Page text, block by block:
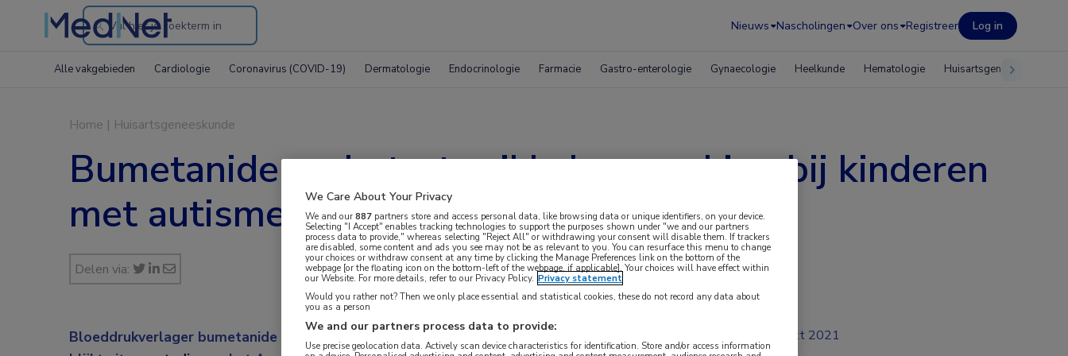
Search
the
Nieuws Nascholingen Over ons Registreer Log in
Alle vakgebieden Cardiologie Coronavirus (COVID-19) Dermatologie Endocrinologie Farmacie Gastro-enterologie Gynaecologie Heelkunde Hematologie Huisartsgeneeskunde
Home | Huisartsgeneeskunde
Bumetanide verbetert prikkelverwerking bij kinderen
met autisme
Delen via:
Bloeddrukverlager bumetanide helpt kinderen met autisme prikkels beter te verwerken,
okt 2021
We Care About Your Privacy
We and our887 partners store and access personal data, like browsing data or unique identifiers, on your device.
Selecting "I Accept" enables tracking technologies to support the purposes shown under "we and our partners
process data to provide," whereas selecting "Reject All" or withdrawing your consent will disable them. If trackers
are disabled, some content and ads you see may not be as relevant to you. You can resurface this menu to change
your choices or withdraw consent at any time by clicking the Manage Preferences link on the bottom of the
webpage [or the floating icon on the bottom-left of the webpage, if applicable]. Your choices will have effect within
our Website. For more details, refer to our Privacy Policy. Privacy statement
Would you rather not? Then we only place essential and statistical cookies, these do not record any data about
you as a person
We and our partners process data to provide:
Use precise geolocation data. Actively scan device characteristics for identification. Store and/or access information